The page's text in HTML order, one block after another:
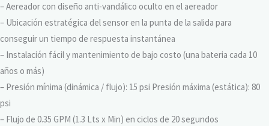
– Aereador con diseño anti-vandálico oculto en el aereador
– Ubicación estratégica del sensor en la punta de la salida para
conseguir un tiempo de respuesta instantánea
– Instalación fácil y mantenimiento de bajo costo (una bateria cada 10
años o más)
– Presión mínima (dinámica / flujo): 15 psi Presión máxima (estática): 80
psi
– Flujo de 0.35 GPM (1.3 Lts x Min) en ciclos de 20 segundos